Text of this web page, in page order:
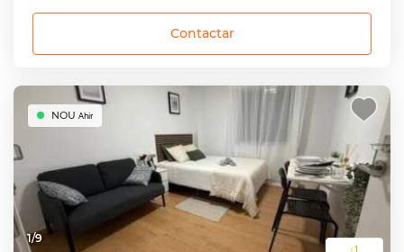
Contactar
1/9
NOU Ahir